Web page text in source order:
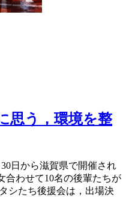
思う，環境を整
日から滋賀県で開催され
合わせて10名の後輩たちが
シたち後援会は，出場決